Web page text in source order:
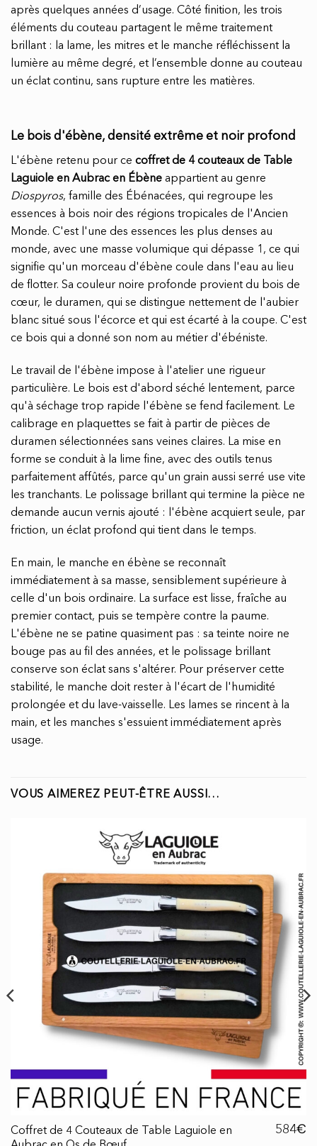
après quelques années d’usage. Côté finition, les trois
éléments du couteau partagent le même traitement
brillant : la lame, les mitres et le manche réfléchissent la
lumière au même degré, et l’ensemble donne au couteau
un éclat continu, sans rupture entre les matières.
Le bois d'ébène, densité extrême et noir profond
L'ébène retenu pour ce coffret de 4 couteaux de Table
Laguiole en Aubrac en Ébène appartient au genre
Diospyros, famille des Ébénacées, qui regroupe les
essences à bois noir des régions tropicales de l'Ancien
Monde. C'est l'une des essences les plus denses au
monde, avec une masse volumique qui dépasse 1, ce qui
signifie qu'un morceau d'ébène coule dans l'eau au lieu
de flotter. Sa couleur noire profonde provient du bois de
cœur, le duramen, qui se distingue nettement de l'aubier
blanc situé sous l'écorce et qui est écarté à la coupe. C'est
ce bois qui a donné son nom au métier d'ébéniste.
Le travail de l'ébène impose à l'atelier une rigueur
particulière. Le bois est d'abord séché lentement, parce
qu'à séchage trop rapide l'ébène se fend facilement. Le
calibrage en plaquettes se fait à partir de pièces de
duramen sélectionnées sans veines claires. La mise en
forme se conduit à la lime fine, avec des outils tenus
parfaitement affûtés, parce qu'un grain aussi serré use vite
les tranchants. Le polissage brillant qui termine la pièce ne
demande aucun vernis ajouté : l'ébène acquiert seule, par
friction, un éclat profond qui tient dans le temps.
En main, le manche en ébène se reconnaît
immédiatement à sa masse, sensiblement supérieure à
celle d'un bois ordinaire. La surface est lisse, fraîche au
premier contact, puis se tempère contre la paume.
L'ébène ne se patine quasiment pas : sa teinte noire ne
bouge pas au fil des années, et le polissage brillant
conserve son éclat sans s'altérer. Pour préserver cette
stabilité, le manche doit rester à l'écart de l'humidité
prolongée et du lave-vaisselle. Les lames se rincent à la
main, et les manches s'essuient immédiatement après
usage.
VOUS AIMEREZ PEUT-ÊTRE AUSSI…
Coffret de 4 Couteaux de Table Laguiole en
584€